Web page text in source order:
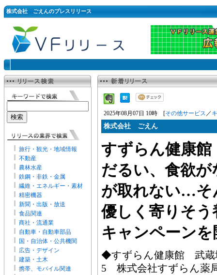
株式会社 ごえんのプレスリリース
旅行・観光・地域情報
不動産
農林水産
鉄鋼・非鉄・金属
繊維・エネルギー・素材
精密機器
新聞・出版・放送
食品関連
商社・流通業
自動車・自動車部品
国・自治体・公共機関
広告・デザイン
建築・土木
携帯、モバイル関連
2025年08月07日 10時 [その他サービス ／
株式会社 ごえん
すずらん健康
だるい、食欲
が取れない…そ
優しく寄りそ
キャンペーン
◆すずらん健康館 武蔵
5 株式会社すずらん